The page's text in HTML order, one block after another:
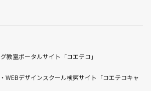
教室ポータルサイト「コエテコ」
WEBデザインスクール検索サイト「コエテコキャ